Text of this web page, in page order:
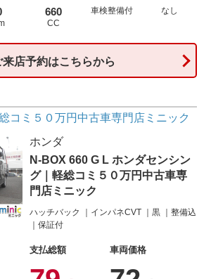
660
CC
車検整備付
なし
来店予約はこちらから
コミ５０万円中古車専門店ミニック
ホンダ
N-BOX 660 G L ホンダセンシン
グ｜軽総コミ５０万円中古車専
門店ミニック
ハッチバック インパネCVT 黒
整備込
保証付
支払総額 車両価格